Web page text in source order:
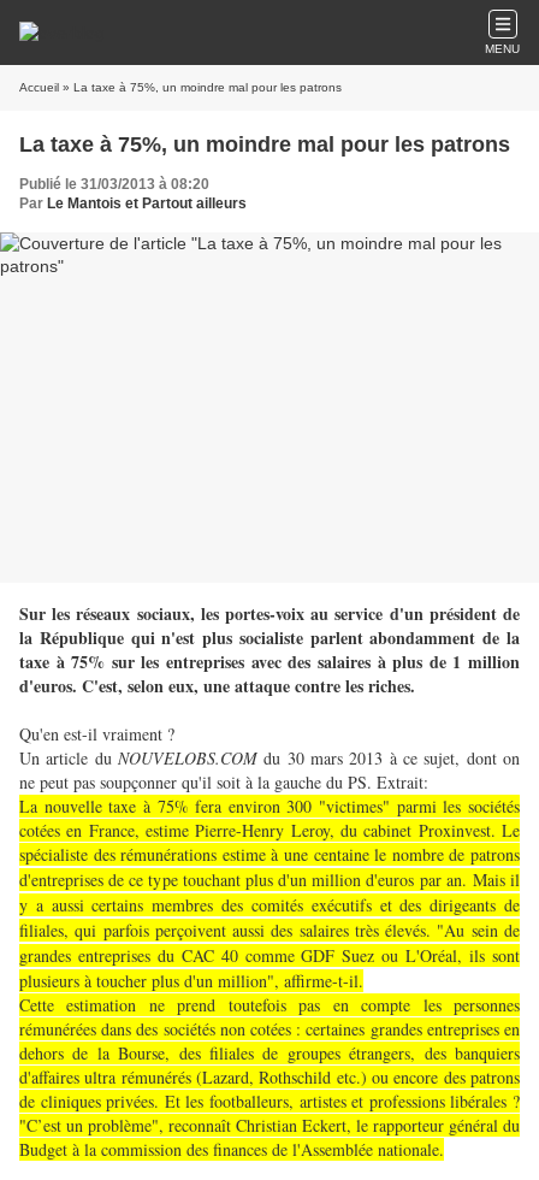
MENU
Accueil » La taxe à 75%, un moindre mal pour les patrons
La taxe à 75%, un moindre mal pour les patrons
Publié le 31/03/2013 à 08:20
Par Le Mantois et Partout ailleurs
Sur les réseaux sociaux, les portes-voix au service d'un président de
la République qui n'est plus socialiste parlent abondamment de la
taxe à 75% sur les entreprises avec des salaires à plus de 1 million
d'euros. C'est, selon eux, une attaque contre les riches.
Qu'en est-il vraiment ?
Un article du NOUVELOBS.COM du 30 mars 2013 à ce sujet, dont on
ne peut pas soupçonner qu'il soit à la gauche du PS. Extrait:
La nouvelle taxe à 75% fera environ 300 "victimes" parmi les sociétés
cotées en France, estime Pierre-Henry Leroy, du cabinet Proxinvest. Le
spécialiste des rémunérations estime à une centaine le nombre de patrons
d'entreprises de ce type touchant plus d'un million d'euros par an. Mais il
y a aussi certains membres des comités exécutifs et des dirigeants de
filiales, qui parfois perçoivent aussi des salaires très élevés. "Au sein de
grandes entreprises du CAC 40 comme GDF Suez ou L'Oréal, ils sont
plusieurs à toucher plus d'un million", affirme-t-il.
Cette estimation ne prend toutefois pas en compte les personnes
rémunérées dans des sociétés non cotées : certaines grandes entreprises en
dehors de la Bourse, des filiales de groupes étrangers, des banquiers
d'affaires ultra rémunérés (Lazard, Rothschild etc.) ou encore des patrons
de cliniques privées. Et les footballeurs, artistes et professions libérales ?
"C’est un problème", reconnaît Christian Eckert, le rapporteur général du
Budget à la commission des finances de l'Assemblée nationale.